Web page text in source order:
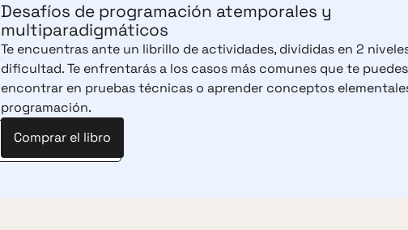
Desafíos de programación atemporales y
multiparadigmáticos
Te encuentras ante un librillo de actividades, divididas en 2
dificultad. Te enfrentarás a los casos más comunes que te puedes
encontrar en pruebas técnicas o aprender conceptos
programación.
Comprar el libro